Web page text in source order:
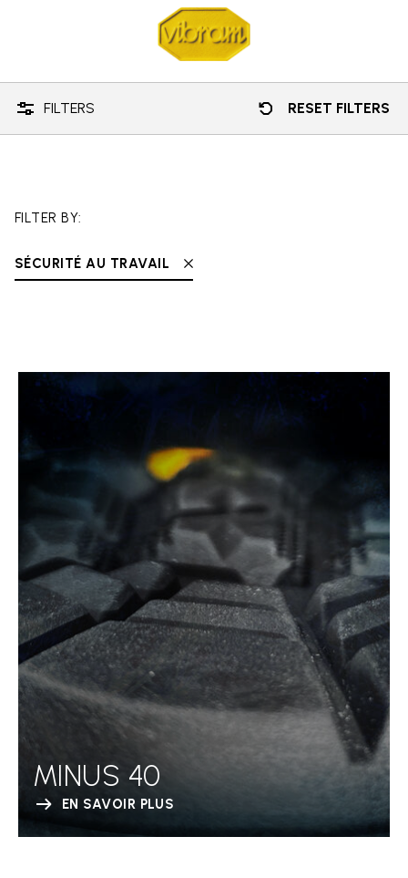
Technologies
FILTERS RESET FILTERS
FILTER BY:
SÉCURITÉ AU TRAVAIL
MINUS 40
EN SAVOIR PLUS